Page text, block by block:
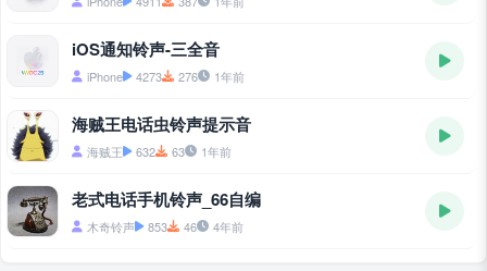
iOS通知铃声-三全音
iPhone 4273 276 1年前
海贼王电话虫铃声提示音
海贼王 632 63 1年前
老式电话手机铃声_66自编
木奇铃声 853 46 4年前